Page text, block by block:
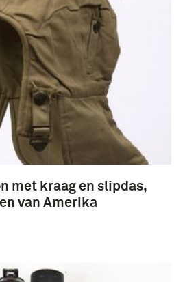
met kraag en slipdas,
van Amerika